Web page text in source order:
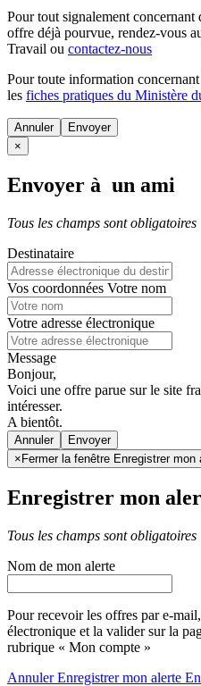
Pour tout signalement concernant
offre déjà pourvue, rendez-vous
Travail ou contactez-nous
Pour toute information
les fiches pratiques du Ministère
Annuler
×
Envoyer à un ami
Tous les champs sont obligatoires
Destinataire
Vos coordonnées Votre nom
Votre adresse électronique
Message
Bonjour,
Voici une offre parue sur le site
intéresser.
A bientôt.
Annuler
× Fermer la fenêtre Enregistrer mon
Enregistrer mon
Tous les champs sont obligatoires
Nom de mon alerte
Pour recevoir les offres par e-
électronique et la valider sur la
rubrique « Mon compte »
AnnulerEnregistrer mon alerte